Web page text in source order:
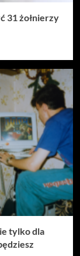
31 żołnierzy
tylko dla